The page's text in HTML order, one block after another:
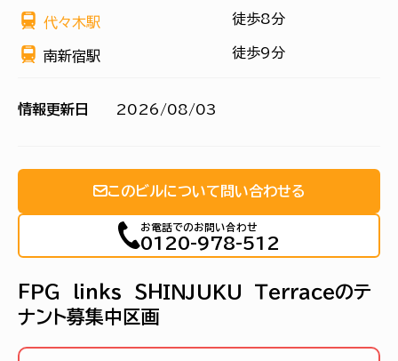
代々木駅 徒歩8分
南新宿駅 徒歩9分
情報更新日 2026/08/03
このビルについて問い合わせる
お電話でのお問い合わせ
0120-978-512
ＦＰＧ ｌｉｎｋｓ ＳＨＩＮＪＵＫＵ Ｔｅｒｒａｃｅのテ
ナント募集中区画